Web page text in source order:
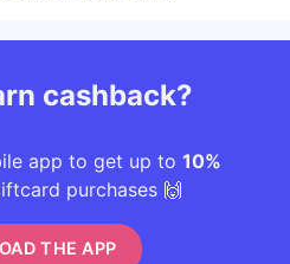
cashback?
app to get up to 10%
purchases 🙌
THE APP